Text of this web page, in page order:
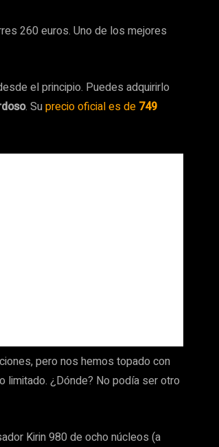
260 euros. Uno de los mejores
el principio. Puedes adquirirlo
. Suprecio oficial es de 749
pero nos hemos topado con
¿Dónde? No podía ser otro
Kirin 980 de ocho núcleos (a